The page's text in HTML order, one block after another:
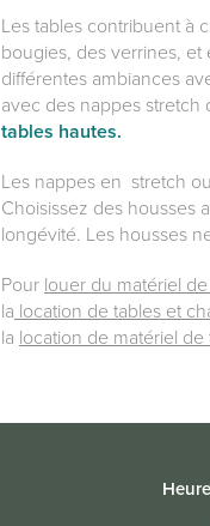
Les tables contribuent à
bougies, des verrines,
différentes ambiances
avec des nappes stretch
tables hautes.
Les nappes en stretch
Choisissez des housses
longévité. Les housses
Pour louer du matériel
la location de tables et
la location de matériel de